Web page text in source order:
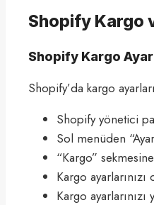
Shopify Kargo
Shopify Kargo
Shopify’da kargo
Shopify yönetici
Sol menüden
“Kargo”
Kargo
Kargo